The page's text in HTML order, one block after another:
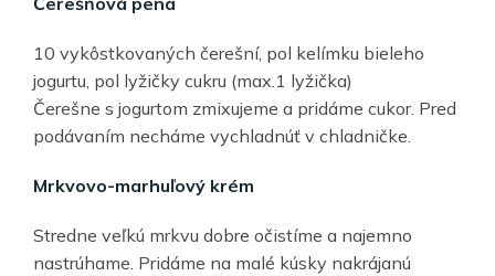
10 vykôstkovaných čerešní, pol kelímku bieleho
jogurtu, pol lyžičky cukru (max.1 lyžička)
Čerešne s jogurtom zmixujeme a pridáme cukor. Pred
podávaním necháme vychladnúť v chladničke.
Mrkvovo-marhuľový krém
Stredne veľkú mrkvu dobre očistíme a najemno
nastrúhame. Pridáme na malé kúsky nakrájanú